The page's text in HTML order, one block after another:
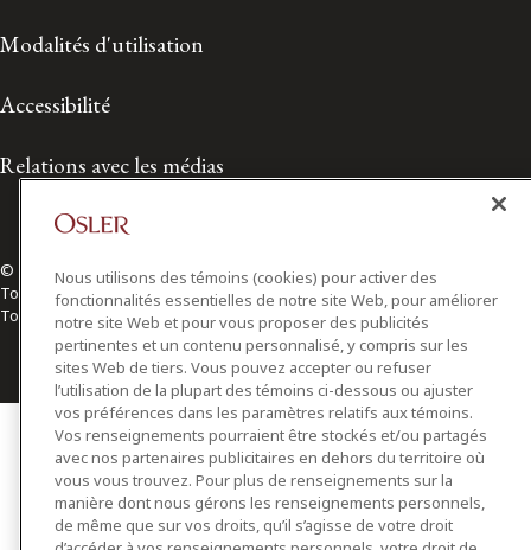
Modalités d'utilisation
Accessibilité
Relations avec les médias
© 2026 Osler, Hoskin & Harcourt S.E.N.C.R.L./s.r.l.
Tous droits réservés
Toronto | Montréal | Calgary | Vancouver | Ottawa | New York
Nous utilisons des témoins (cookies) pour activer des
fonctionnalités essentielles de notre site Web, pour améliorer
notre site Web et pour vous proposer des publicités
pertinentes et un contenu personnalisé, y compris sur les
sites Web de tiers. Vous pouvez accepter ou refuser
l’utilisation de la plupart des témoins ci-dessous ou ajuster
vos préférences dans les paramètres relatifs aux témoins.
Vos renseignements pourraient être stockés et/ou partagés
avec nos partenaires publicitaires en dehors du territoire où
vous vous trouvez. Pour plus de renseignements sur la
manière dont nous gérons les renseignements personnels,
de même que sur vos droits, qu’il s’agisse de votre droit